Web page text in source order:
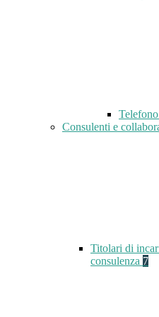
Consulenti e
Titolari di
consulenza 7